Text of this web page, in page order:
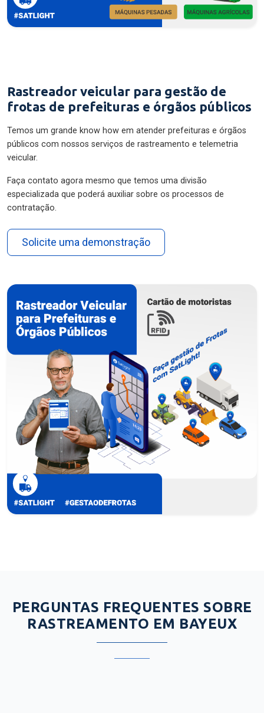
Rastreador veicular para gestão de
frotas de prefeituras e órgãos públicos
Temos um grande know how em atender prefeituras e órgãos
públicos com nossos serviços de rastreamento e telemetria
veicular.
Faça contato agora mesmo que temos uma divisão
especializada que poderá auxiliar sobre os processos de
contratação.
Solicite uma demonstração
PERGUNTAS FREQUENTES SOBRE
RASTREAMENTO EM BAYEUX